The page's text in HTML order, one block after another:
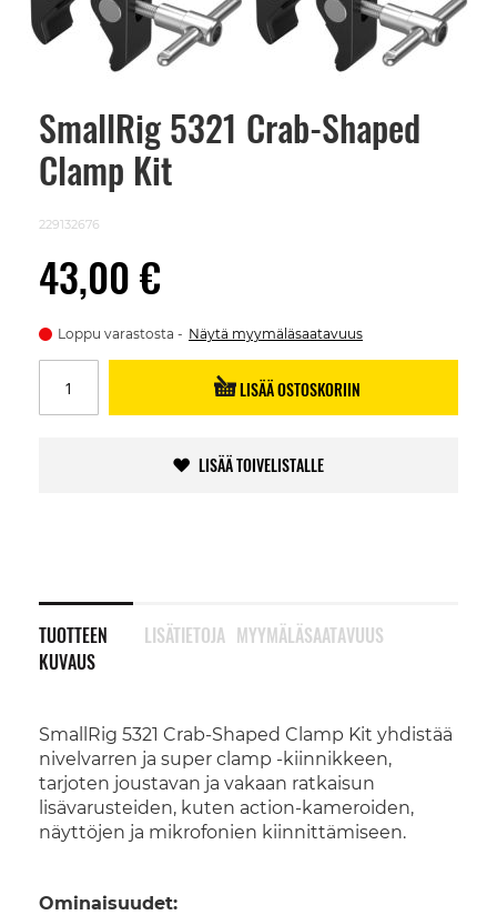
SmallRig 5321 Crab-Shaped
Clamp Kit
229132676
43,00 €
Loppu varastosta Näytä myymäläsaatavuus
LISÄÄ OSTOSKORIIN
LISÄÄ TOIVELISTALLE
TUOTTEEN
KUVAUS
SmallRig 5321 Crab-Shaped Clamp Kit yhdistää
nivelvarren ja super clamp -kiinnikkeen,
tarjoten joustavan ja vakaan ratkaisun
lisävarusteiden, kuten action-kameroiden,
näyttöjen ja mikrofonien kiinnittämiseen.
Ominaisuudet:
LISÄTIETOJA MYYMÄLÄSAATAVUUS
Skip
beginning
images